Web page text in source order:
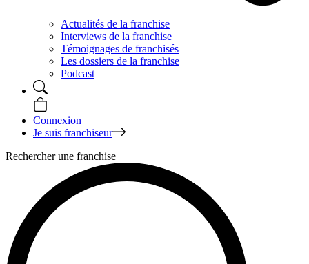
Actualités de la franchise
Interviews de la franchise
Témoignages de franchisés
Les dossiers de la franchise
Podcast
Connexion
Je suis franchiseur
Rechercher une franchise